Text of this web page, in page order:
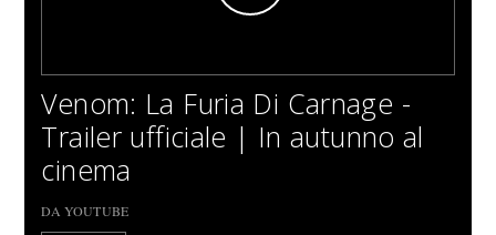
Venom: La Furia Di Carnage -
Trailer ufficiale | In autunno al
cinema
DA YOUTUBE